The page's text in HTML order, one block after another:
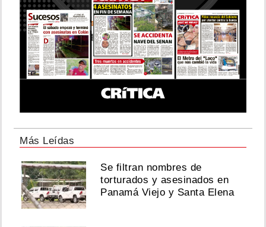
Más Leídas
Se filtran nombres de
torturados y asesinados en
Panamá Viejo y Santa Elena